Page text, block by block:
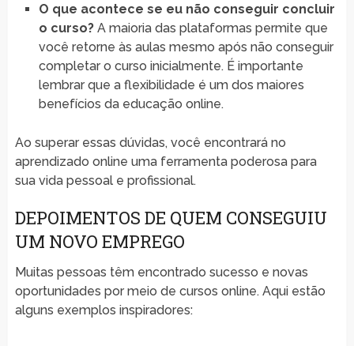
O que acontece se eu não conseguir concluir
o curso?A maioria das plataformas permite que
você retorne às aulas mesmo após não conseguir
completar o curso inicialmente. É importante
lembrar que a flexibilidade é um dos maiores
benefícios da educação online.
Ao superar essas dúvidas, você encontrará no
aprendizado online uma ferramenta poderosa para
sua vida pessoal e profissional.
DEPOIMENTOS DE QUEM CONSEGUIU
UM NOVO EMPREGO
Muitas pessoas têm encontrado sucesso e novas
oportunidades por meio de cursos online. Aqui estão
alguns exemplos inspiradores: